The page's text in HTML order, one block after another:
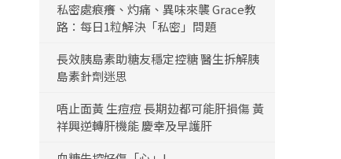
私密處痕癢、灼痛、異味來襲 Grace教
路：每日1粒解決「私密」問題
長效胰島素助糖友穩定控糖 醫生拆解胰
島素針劑迷思
唔止面黃 生痘痘 長期攰都可能肝損傷 黃
祥興逆轉肝機能 慶幸及早護肝